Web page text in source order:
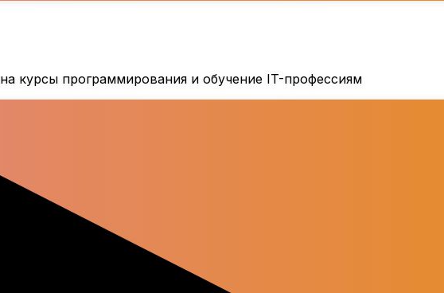
на курсы программирования и обучение IT-профессиям